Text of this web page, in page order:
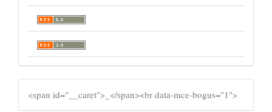
SIDEMENU
​<span id="__caret">_</span><br data-mce-bogus="1">